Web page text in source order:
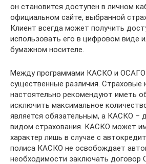
он становится доступен в личном
официальном сайте, выбранной
Клиент всегда может получить
использовать его в цифровом виде
бумажном носителе.
Между программами КАСКО и
существенные различия. Страховые
настоятельно рекомендуют иметь
исключить максимальное
является обязательным, а КАСКО –
видом страхования. КАСКО может
характер лишь в случае с
полиса КАСКО не освобождает
необходимости заключать договор